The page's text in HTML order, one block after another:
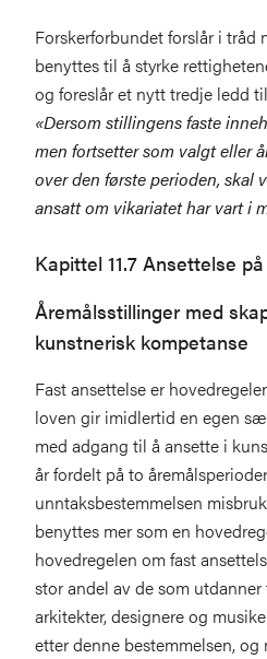
Forskerforbundet forslår i tråd
benyttes til å styrke
og foreslår et nytt tredje ledd
«Dersom stillingens faste
men fortsetter som valgt eller
over den første perioden, skal
ansatt om vikariatet har vart i
Kapittel 11.7 Ansettelse
Åremålsstillinger med
kunstnerisk kompetanse
Fast ansettelse er
loven gir imidlertid en egen
med adgang til å ansette i
år fordelt på to
unntaksbestemmelsen
benyttes mer som en
hovedregelen om fast
stor andel av de som
arkitekter, designere og
etter denne bestemmelsen,